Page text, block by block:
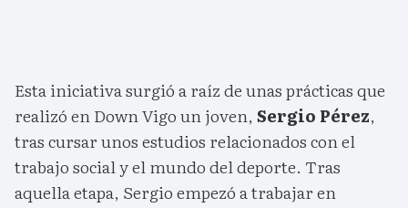
Esta iniciativa surgió a raíz de unas prácticas que
realizó en Down Vigo un joven, Sergio Pérez,
tras cursar unos estudios relacionados con el
trabajo social y el mundo del deporte. Tras
aquella etapa, Sergio empezó a trabajar en